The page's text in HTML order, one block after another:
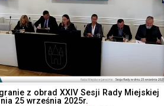
z obrad XXIV Sesji Rady Miejskiej
25 września 2025r.